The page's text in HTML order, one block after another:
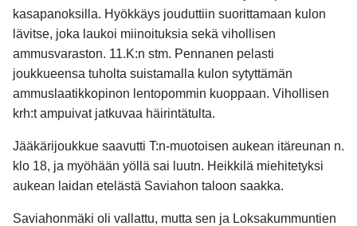
kasapanoksilla. Hyökkäys jouduttiin suorittamaan kulon
lävitse, joka laukoi miinoituksia sekä vihollisen
ammusvaraston. 11.K:n stm. Pennanen pelasti
joukkueensa tuholta suistamalla kulon sytyttämän
ammuslaatikkopinon lentopommin kuoppaan. Vihollisen
krh:t ampuivat jatkuvaa häirintätulta.
Jääkärijoukkue saavutti T:n-muotoisen aukean itäreunan n.
klo 18, ja myöhään yöllä sai luutn. Heikkilä miehitetyksi
aukean laidan etelästä Saviahon taloon saakka.
Saviahonmäki oli vallattu, mutta sen ja Loksakummuntien